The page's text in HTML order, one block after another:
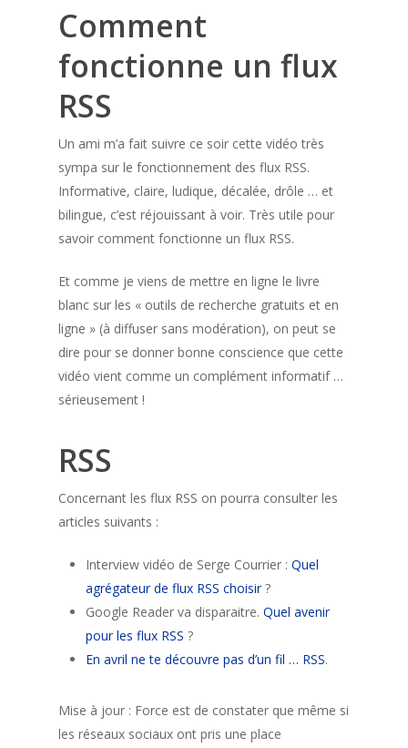
Comment
fonctionne un flux
RSS
Un ami m’a fait suivre ce soir cette vidéo très
sympa sur le fonctionnement des flux RSS.
Informative, claire, ludique, décalée, drôle … et
bilingue, c’est réjouissant à voir. Très utile pour
savoir comment fonctionne un flux RSS.
Et comme je viens de mettre en ligne le livre
blanc sur les « outils de recherche gratuits et en
ligne » (à diffuser sans modération), on peut se
dire pour se donner bonne conscience que cette
vidéo vient comme un complément informatif …
sérieusement !
RSS
Concernant les flux RSS on pourra consulter les
articles suivants :
Interview vidéo de Serge Courrier : Quel
agrégateur de flux RSS choisir?
Google Reader va disparaitre. Quel avenir
pour les flux RSS ?
En avril ne te découvre pas d’un fil … RSS.
Mise à jour : Force est de constater que même si
les réseaux sociaux ont pris une place